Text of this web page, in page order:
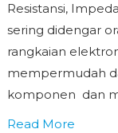
Resistansi,
sering didengar
rangkaian
mempermudah
komponen dan
Read More